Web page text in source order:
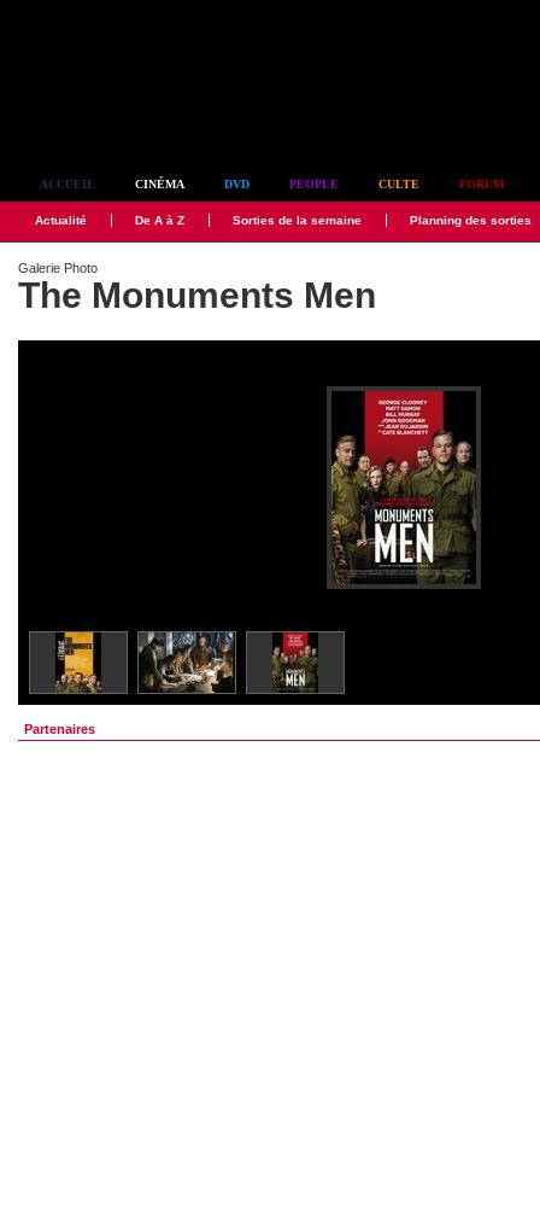
ACCUEIL CINÉMA DVD PEOPLE CULTE FORUM
Actualité De A à Z Sorties de la semaine Planning des sorties
Galerie Photo
The Monuments Men
Partenaires